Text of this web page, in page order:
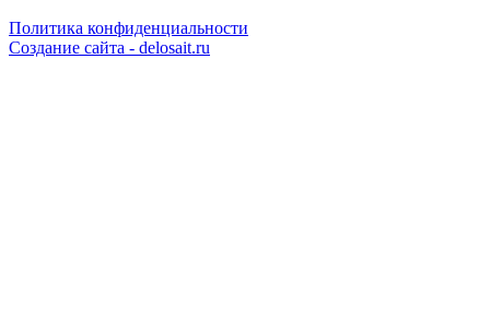
Политика конфиденциальности
Создание сайта - delosait.ru